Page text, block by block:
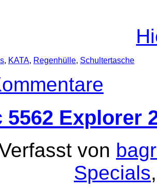
, KATA, Regenhülle, Schultertasche
5562 Explorer
von
Specials